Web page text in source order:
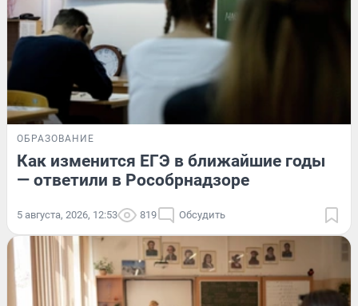
ОБРАЗОВАНИЕ
Как изменится ЕГЭ в ближайшие годы
— ответили в Рособрнадзоре
5 августа, 2026, 12:53 819 Обсудить